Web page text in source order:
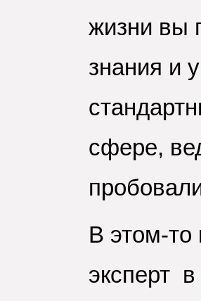
жизни вы
знания и
сфере,
В этом-то
эксперт